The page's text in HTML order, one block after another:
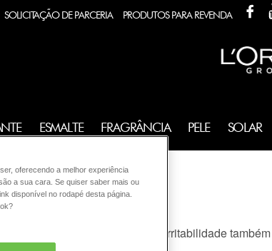
SOLICITAÇÃO DE PARCERIA PRODUTOS PARA REVENDA
ESMALTE FRAGRÂNCIA PELE SOLAR
se manter bela e saudável. A irritabilidade
oferecendo a melhor experiência
a sua cara. Se quiser saber mais ou
disponível no rodapé desta página.